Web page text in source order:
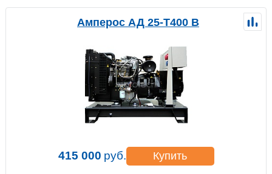
Амперос АД 25-Т400 B
415 000 руб. Купить